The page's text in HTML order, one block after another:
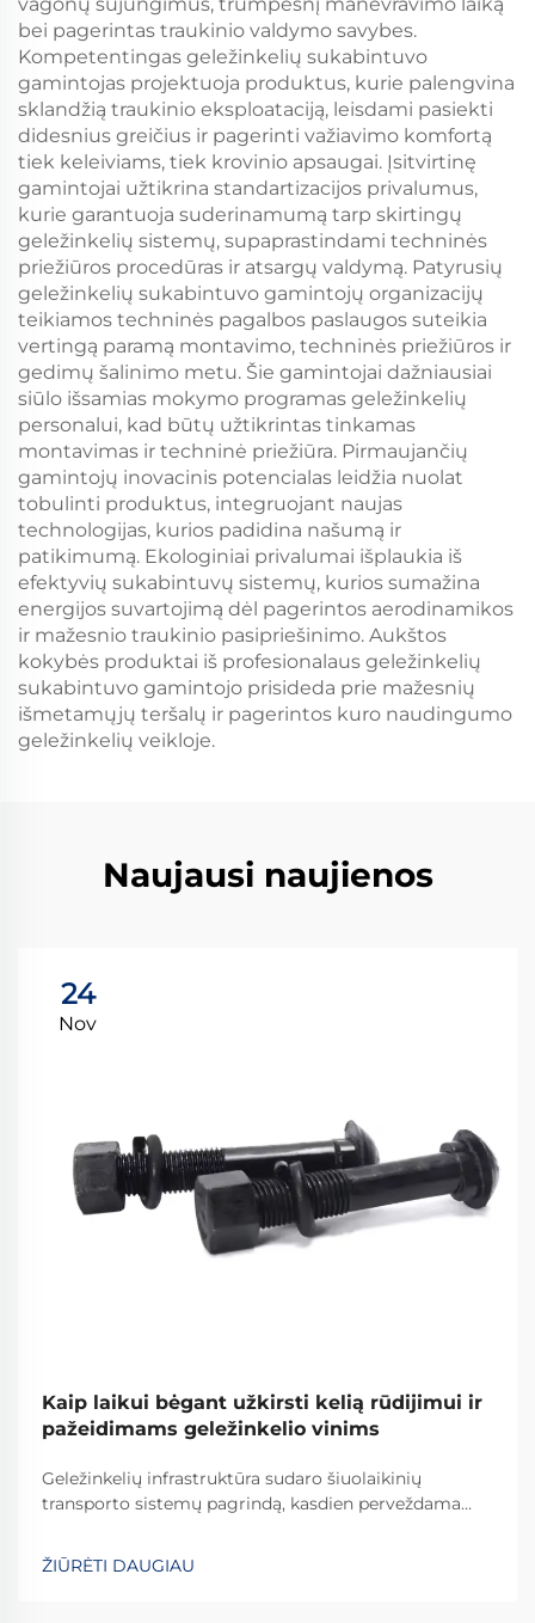
bei pagerintas traukinio valdymo savybes.
Kompetentingas geležinkelių sukabintuvo
gamintojas projektuoja produktus, kurie palengvina
sklandžią traukinio eksploataciją, leisdami pasiekti
didesnius greičius ir pagerinti važiavimo komfortą
tiek keleiviams, tiek krovinio apsaugai. Įsitvirtinę
gamintojai užtikrina standartizacijos privalumus,
kurie garantuoja suderinamumą tarp skirtingų
geležinkelių sistemų, supaprastindami techninės
priežiūros procedūras ir atsargų valdymą. Patyrusių
geležinkelių sukabintuvo gamintojų organizacijų
teikiamos techninės pagalbos paslaugos suteikia
vertingą paramą montavimo, techninės priežiūros ir
gedimų šalinimo metu. Šie gamintojai dažniausiai
siūlo išsamias mokymo programas geležinkelių
personalui, kad būtų užtikrintas tinkamas
montavimas ir techninė priežiūra. Pirmaujančių
gamintojų inovacinis potencialas leidžia nuolat
tobulinti produktus, integruojant naujas
technologijas, kurios padidina našumą ir
patikimumą. Ekologiniai privalumai išplaukia iš
efektyvių sukabintuvų sistemų, kurios sumažina
energijos suvartojimą dėl pagerintos aerodinamikos
ir mažesnio traukinio pasipriešinimo. Aukštos
kokybės produktai iš profesionalaus geležinkelių
sukabintuvo gamintojo prisideda prie mažesnių
išmetamųjų teršalų ir pagerintos kuro naudingumo
geležinkelių veikloje.
Naujausi naujienos
24
Nov
Kaip laikui bėgant užkirsti kelią rūdijimui ir
pažeidimams geležinkelio vinims
Geležinkelių infrastruktūra sudaro šiuolaikinių
transporto sistemų pagrindą, kasdien perveždama
atstumų. Tarp svarbiausių komponentų, užtikrinančių
bėgių stabilumą ir saugą, riedėjimo bėgių vinčių
ŽIŪRĖTI DAUGIAU